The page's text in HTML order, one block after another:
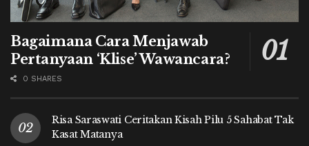
Bagaimana Cara Menjawab
Pertanyaan ‘Klise’ Wawancara?
0 SHARES
Risa Saraswati Ceritakan Kisah Pilu 5 Sahabat Tak
Kasat Matanya